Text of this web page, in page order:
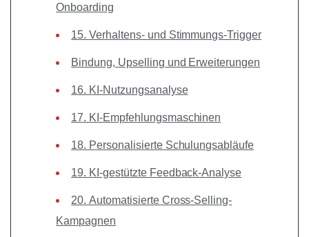
Onboarding
15. Verhaltens- und Stimmungs-Trigger
Bindung, Upselling und Erweiterungen
16. KI-Nutzungsanalyse
17. KI-Empfehlungsmaschinen
18. Personalisierte Schulungsabläufe
19. KI-gestützte Feedback-Analyse
20. Automatisierte Cross-Selling-
Kampagnen